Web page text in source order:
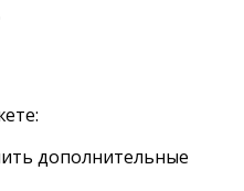
дополнительные